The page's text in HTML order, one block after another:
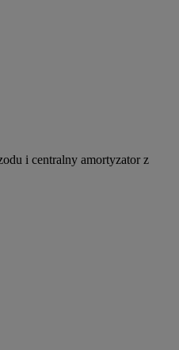
i centralny amortyzator z